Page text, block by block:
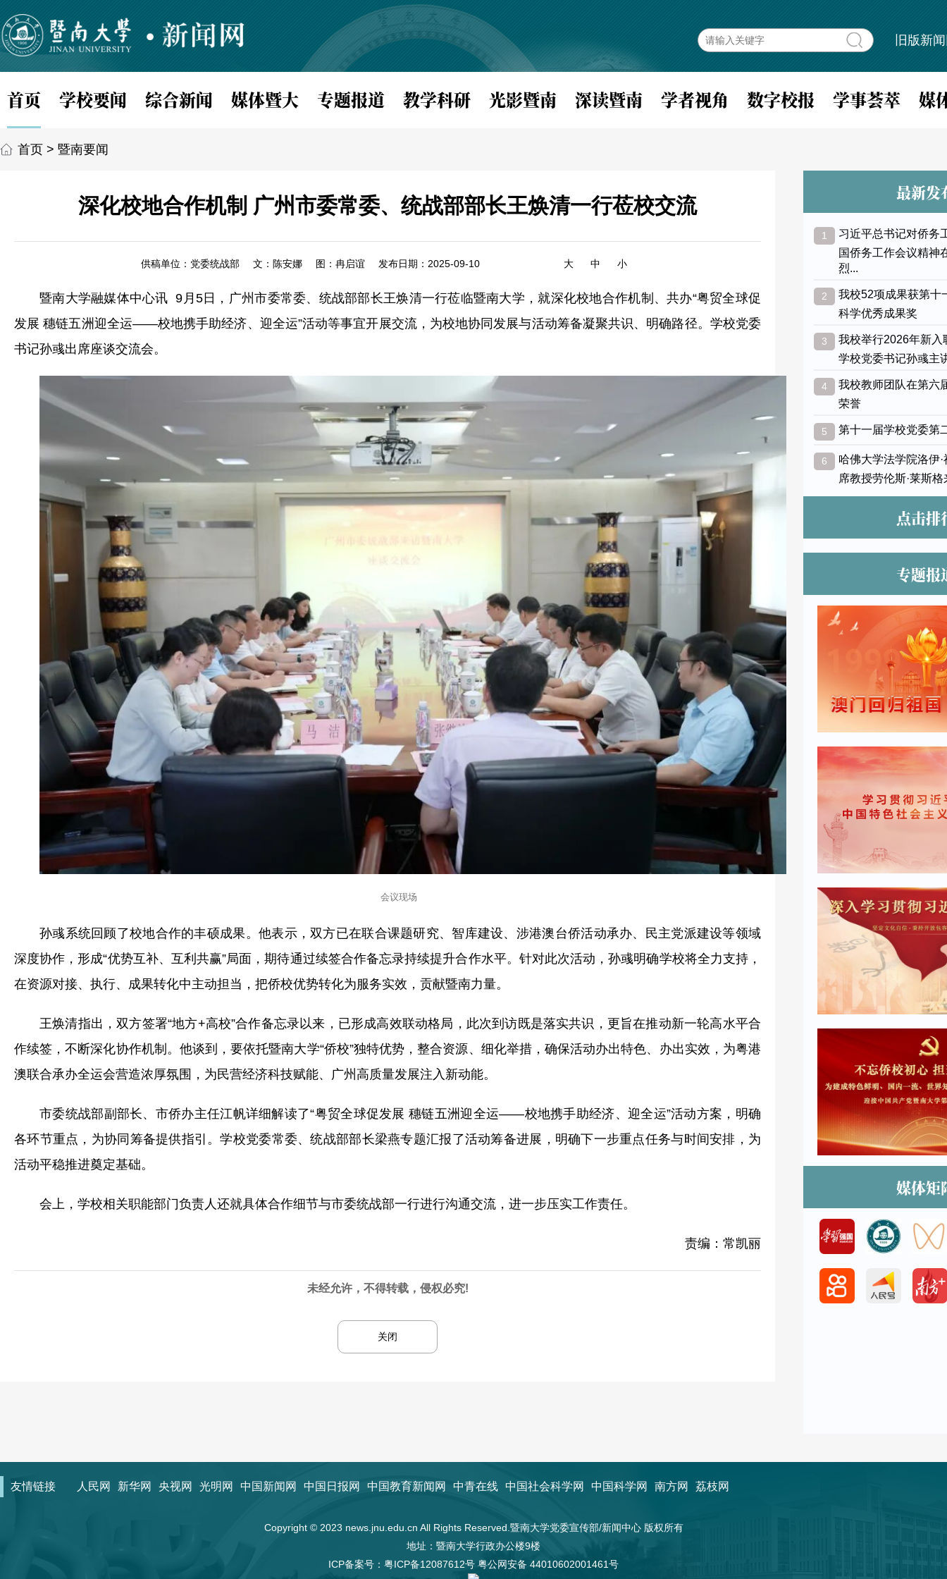
旧版新
首页 学校要闻 综合新闻 媒体暨大 专题报道 教学科研 光影暨南 深读暨南 学者视角 数字校报 学事荟萃 媒
首页 > 暨南要闻
深化校地合作机制 广州市委常委、统战部部长王焕清一行莅校交流
供稿单位：党委统战部 文：陈安娜 图：冉启谊 发布日期：2025-09-10 大 中 小
暨南大学融媒体中心讯 9月5日，广州市委常委、统战部部长王焕清一行莅临暨南大学，就深化校地合作机制、共办“粤贸全球促
发展 穗链五洲迎全运——校地携手助经济、迎全运”活动等事宜开展交流， 为校地协同发展与活动筹备凝聚共识、明确路径。 学校党委
书记孙彧出席座谈交流会。
会议现场
孙彧系统回顾了校地合作的丰硕成果。他表示，双方已在联合课题研究、智库建设、涉港澳台侨活动承办、民主党派建设等领域
深度协作，形成“优势互补、互利共赢”局面，期待通过续签合作备忘录持续提升合作水平。针对此次活动，孙彧明确学校将全力支持，
在资源对接、执行、成果转化中主动担当，把侨校优势转化为服务实效，贡献暨南力量。
王焕清指出，双方签署“地方+高校”合作备忘录以来，已形成高效联动格局，此次到访既是落实共识，更旨在推动新一轮高水平合
作续签，不断深化协作机制。他谈到，要依托暨南大学“侨校”独特优势，整合资源、细化举措，确保活动办出特色、办出实效，为粤港
澳联合承办全运会营造浓厚氛围，为民营经济科技赋能、广州高质量发展注入新动能。
市委统战部副部长、市侨办主任江帆详细解读了“粤贸全球促发展 穗链五洲迎全运——校地携手助经济、迎全运”活动方案，明确
各环节重点，为协同筹备提供指引。学校党委常委、统战部部长梁燕专题汇报了活动筹备进展，明确下一步重点任务与时间安排，为
活动平稳推进奠定基础。
会上，学校相关职能部门负责人还就具体合作细节与市委统战部一行进行沟通交流，进一步压实工作责任。
责编：常凯丽
未经允许，不得转载，侵权必究!
关闭
最新发
1 习近平总书记对侨务
国侨务工作会议精神
烈...
2 我校52项成果获第十
科学优秀成果奖
3 我校举行2026年新入
学校党委书记孙彧主
4 我校教师团队在第六
荣誉
5 第十一届学校党委第
6 哈佛大学法学院洛伊
席教授劳伦斯·莱斯
点击排
专题报
媒体矩
友情链接 人民网 新华网 央视网 光明网 中国新闻网 中国日报网 中国教育新闻网 中青在线 中国社会科学网 中国科学网 南方网 荔枝网
Copyright © 2023 news.jnu.edu.cn All Rights Reserved.暨南大学党委宣传部/新闻中心 版权所有
地址：暨南大学行政办公楼9楼
ICP备案号： 粤ICP备12087612号 粤公网安备 44010602001461号